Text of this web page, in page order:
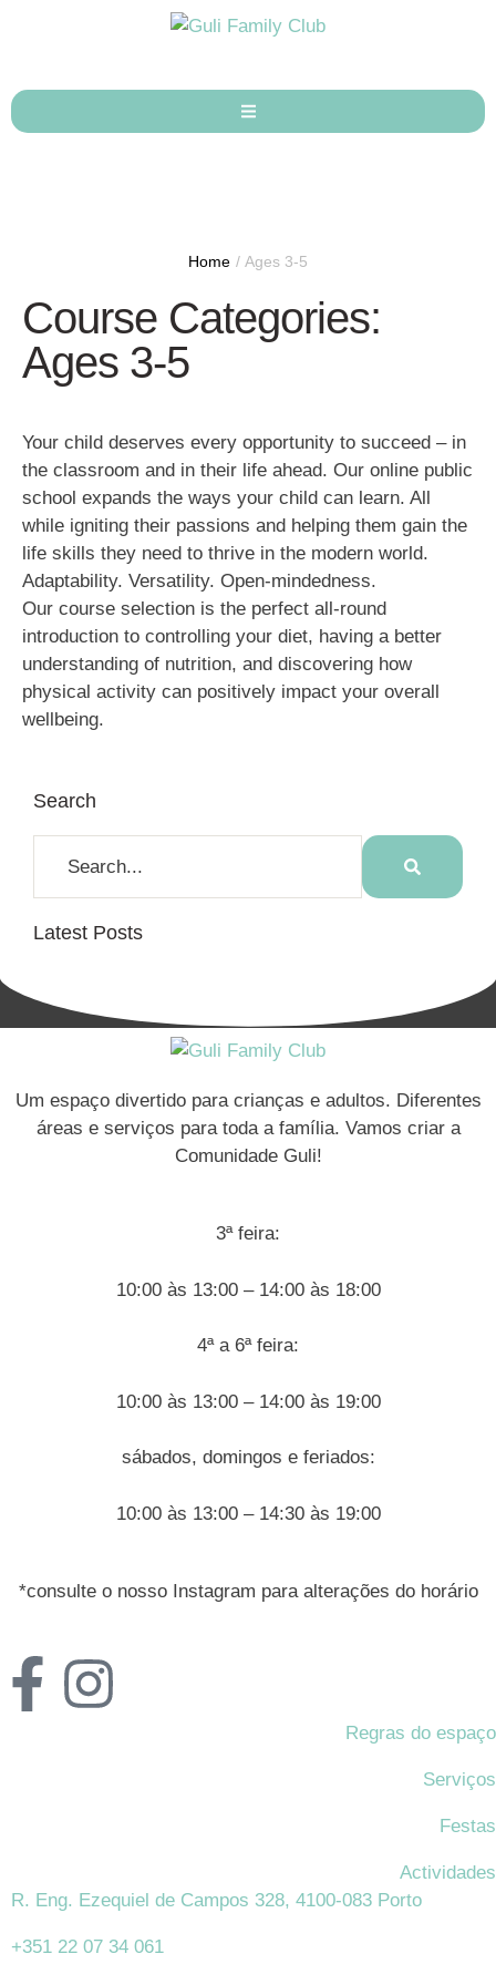
Home / Ages 3-5
Course Categories:
Ages 3-5
Your child deserves every opportunity to succeed – in
the classroom and in their life ahead. Our online public
school expands the ways your child can learn. All
while igniting their passions and helping them gain the
life skills they need to thrive in the modern world.
Adaptability. Versatility. Open-mindedness.
Our course selection is the perfect all-round
introduction to controlling your diet, having a better
understanding of nutrition, and discovering how
physical activity can positively impact your overall
wellbeing.
Search
Latest Posts
Um espaço divertido para crianças e adultos. Diferentes
áreas e serviços para toda a família. Vamos criar a
Comunidade Guli!
3ª feira:
10:00 às 13:00 – 14:00 às 18:00
4ª a 6ª feira:
10:00 às 13:00 – 14:00 às 19:00
sábados, domingos e feriados:
10:00 às 13:00 – 14:30 às 19:00
*consulte o nosso Instagram para alterações do horário
Regras do espaço
Serviços
Festas
Actividades
R. Eng. Ezequiel de Campos 328, 4100-083 Porto
+351 22 07 34 061